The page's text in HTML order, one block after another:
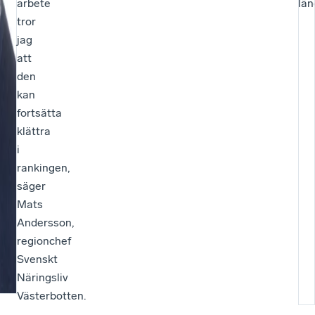
arbete
tror
jag
att
den
kan
fortsätta
klättra
i
rankingen,
säger
Mats
Andersson,
regionchef
Svenskt
Näringsliv
Västerbotten.